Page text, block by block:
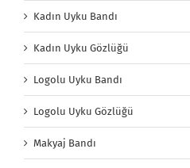
Kadın Uyku Bandı
Kadın Uyku Gözlüğü
Logolu Uyku Bandı
Logolu Uyku Gözlüğü
Makyaj Bandı